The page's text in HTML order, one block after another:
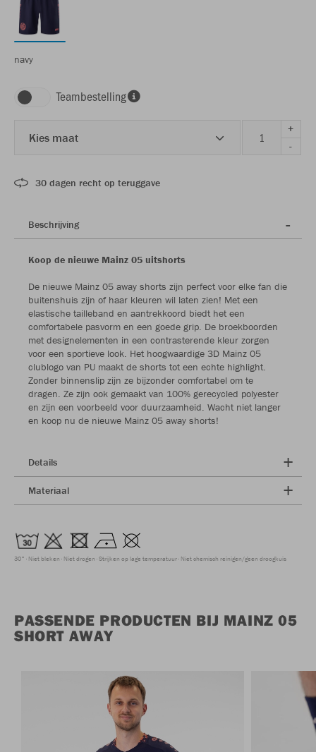
navy
Teambestelling
Kies maat
+
-
30 dagen recht op teruggave
Beschrijving
Koop de nieuwe Mainz 05 uitshorts
De nieuwe Mainz 05 away shorts zijn perfect voor elke fan die
buitenshuis zijn of haar kleuren wil laten zien! Met een
elastische tailleband en aantrekkoord biedt het een
comfortabele pasvorm en een goede grip. De broekboorden
met designelementen in een contrasterende kleur zorgen
voor een sportieve look. Het hoogwaardige 3D Mainz 05
clublogo van PU maakt de shorts tot een echte highlight.
Zonder binnenslip zijn ze bijzonder comfortabel om te
dragen. Ze zijn ook gemaakt van 100% gerecycled polyester
en zijn een voorbeeld voor duurzaamheid. Wacht niet langer
en koop nu de nieuwe Mainz 05 away shorts!
Details
Materiaal
30° Niet bleken Niet drogen Strijken op lage temperatuur Niet chemisch reinigen/geen droogkuis
PASSENDE PRODUCTEN BIJ MAINZ 05
SHORT AWAY